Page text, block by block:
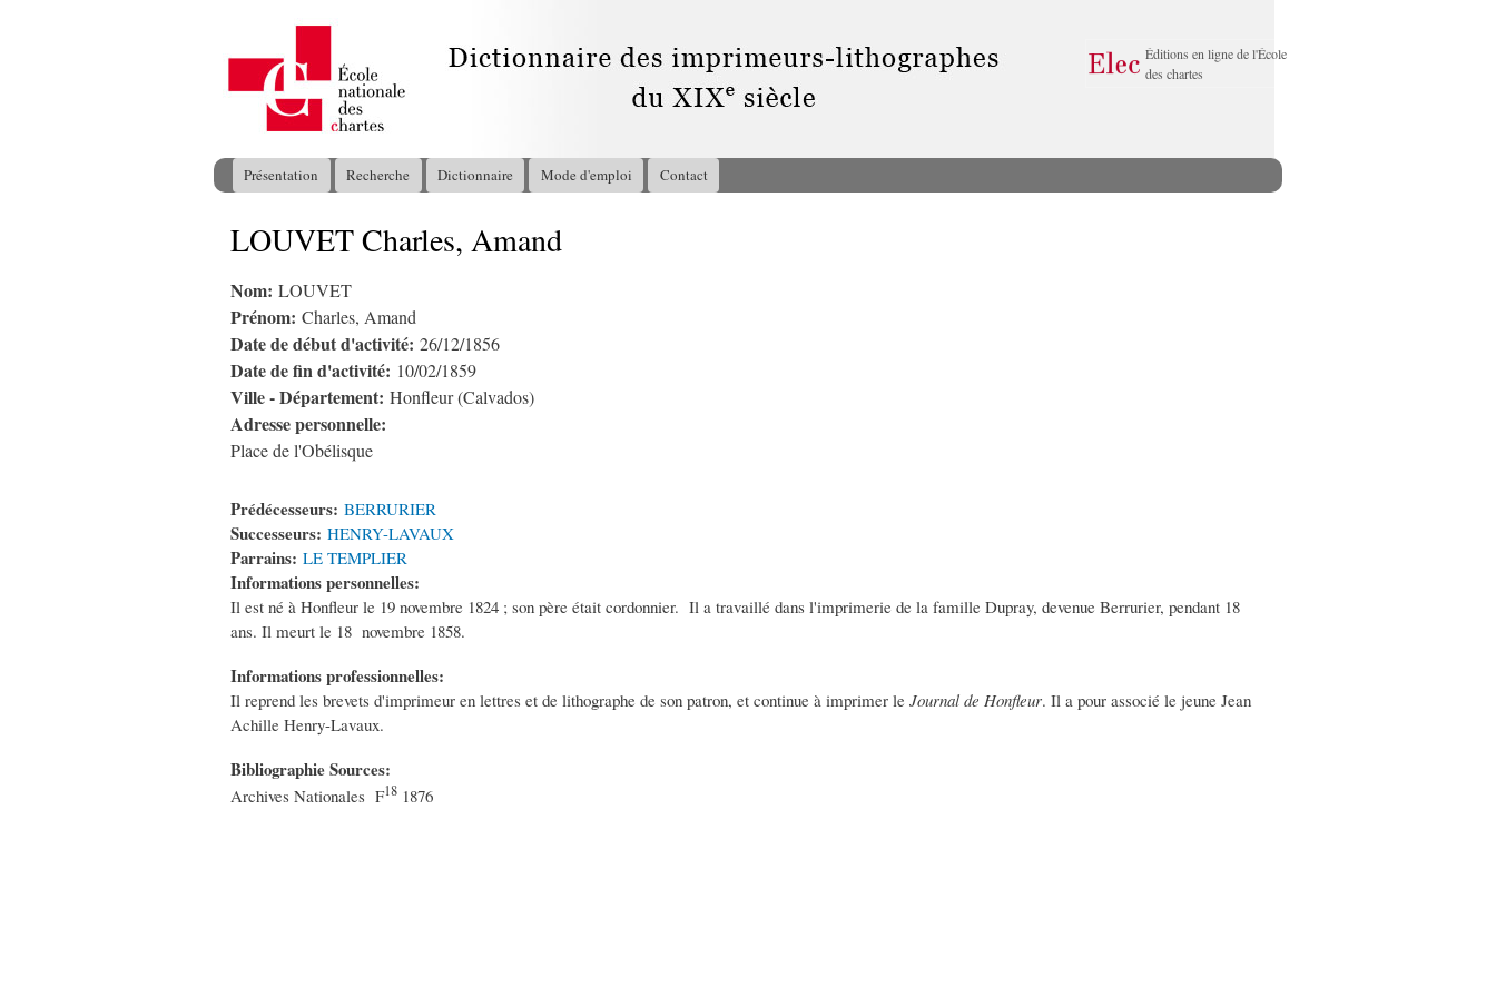
principal
Éditions en ligne de l'École
des chartes
Menu principal
Présentation Recherche Dictionnaire Mode d'emploi Contact
Vous êtes ici
LOUVET Charles, Amand
Nom: LOUVET
Prénom: Charles, Amand
Date de début d'activité: 26/12/1856
Date de fin d'activité: 10/02/1859
Ville - Département: Honfleur (Calvados)
Adresse personnelle:
Place de l'Obélisque
Prédécesseurs: BERRURIER
Successeurs: HENRY-LAVAUX
Parrains: LE TEMPLIER
Informations personnelles:
Il est né à Honfleur le 19 novembre 1824 ; son père était cordonnier. Il a travaillé dans l'imprimerie de la famille Dupray, devenue Berrurier, pendant 18
ans. Il meurt le 18 novembre 1858.
Informations professionnelles:
Il reprend les brevets d'imprimeur en lettres et de lithographe de son patron, et continue à imprimer le Journal de Honfleur. Il a pour associé le jeune Jean
Achille Henry-Lavaux.
Bibliographie Sources:
Archives Nationales F18 1876